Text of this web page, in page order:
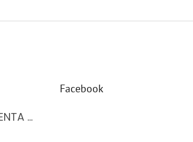
MAGENTA dámsky top 15-T/BLACK
produktu je 5 z 5 hviezdičiek.
Facebook